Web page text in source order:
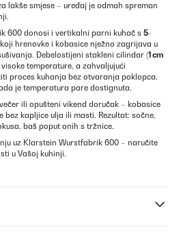
lakše smjese – uređaj je odmah spreman
600 donosi i vertikalni parni kuhač s 5-
hrenovke i kobasice nježno zagrijava u
Debelostijeni stakleni cilindar (1 cm
temperature, a zahvaljujući
proces kuhanja bez otvaranja poklopca.
je temperatura pare dostignuta.
ili opušteni vikend doručak – kobasice
kapljice ulja ili masti. Rezultat: sočne,
baš poput onih s tržnice.
uz Klarstein Wurstfabrik 600 – naručite
u Vašoj kuhinji.